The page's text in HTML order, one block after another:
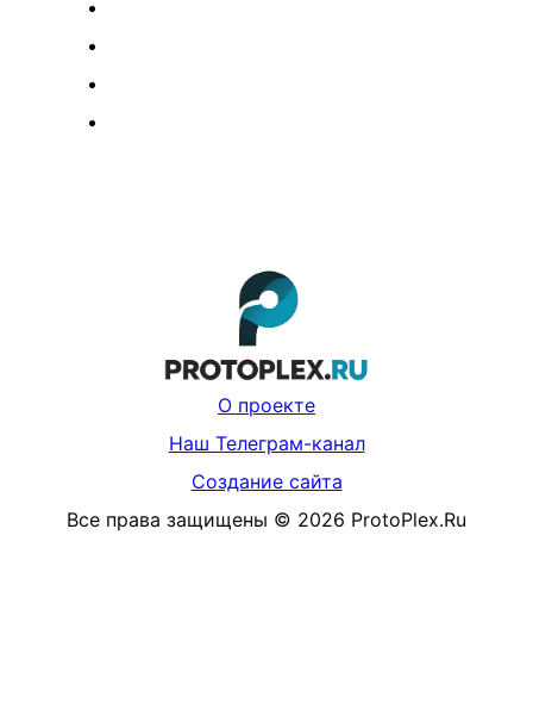
О проекте
Наш Телеграм-канал
Создание сайта
Все права защищены © 2026 ProtoPlex.Ru